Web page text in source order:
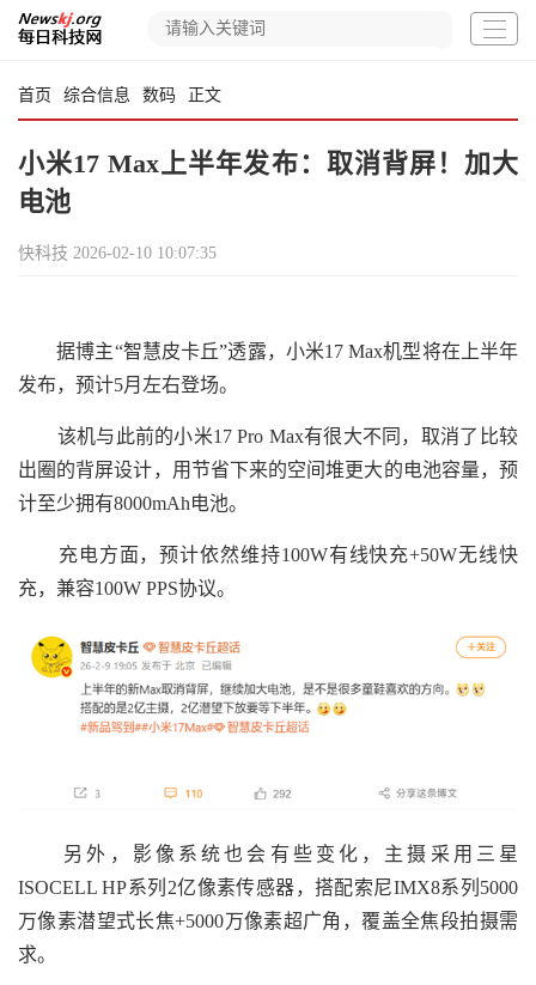
首页 综合信息 数码 正文
小米17 Max上半年发布：取消背屏！加大
电池
快科技 2026-02-10 10:07:35
据博主“智慧皮卡丘”透露，小米17 Max机型将在上半年
发布，预计5月左右登场。
该机与此前的小米17 Pro Max有很大不同，取消了比较
出圈的背屏设计，用节省下来的空间堆更大的电池容量，预
计至少拥有8000mAh电池。
充电方面，预计依然维持100W有线快充+50W无线快
充，兼容100W PPS协议。
另外，影像系统也会有些变化，主摄采用三星
ISOCELL HP系列2亿像素传感器，搭配索尼IMX8系列5000
万像素潜望式长焦+5000万像素超广角，覆盖全焦段拍摄需
求。